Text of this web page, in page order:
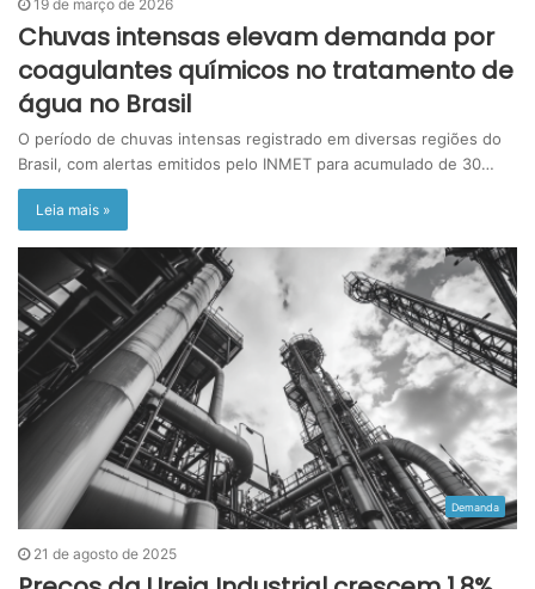
19 de março de 2026
Chuvas intensas elevam demanda por
coagulantes químicos no tratamento de
água no Brasil
O período de chuvas intensas registrado em diversas regiões do
Brasil, com alertas emitidos pelo INMET para acumulado de 30…
Leia mais »
Demanda
21 de agosto de 2025